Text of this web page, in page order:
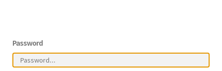
Password